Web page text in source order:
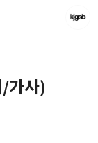
가사)